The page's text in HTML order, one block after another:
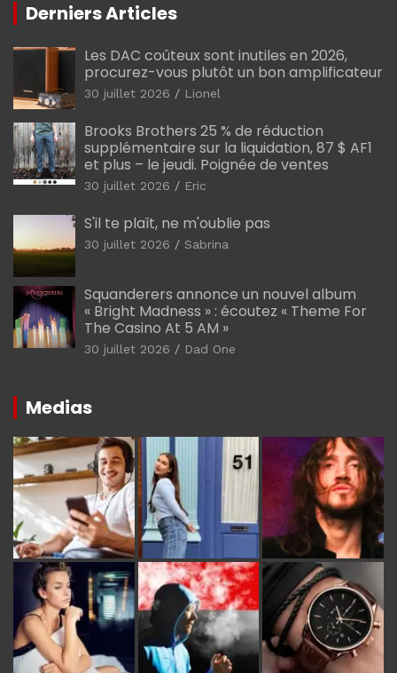
Derniers Articles
Les DAC coûteux sont inutiles en 2026,
procurez-vous plutôt un bon amplificateur
30 juillet 2026 Lionel
Brooks Brothers 25 % de réduction
supplémentaire sur la liquidation, 87 $ AF1
et plus – le jeudi. Poignée de ventes
30 juillet 2026 Eric
S'il te plaît, ne m'oublie pas
30 juillet 2026 Sabrina
Squanderers annonce un nouvel album
« Bright Madness » : écoutez « Theme For
The Casino At 5 AM »
30 juillet 2026 Dad One
Medias